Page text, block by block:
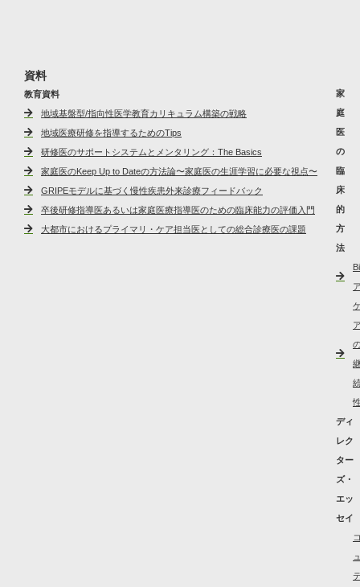
資料
教育資料
地域基盤型/指向性医学教育カリキュラム構築の戦略
地域医療研修を指導するためのTips
研修医のサポートシステムとメンタリング：The Basics
家庭医のKeep Up to Dateの方法論〜家庭医の生涯学習に必要な視点〜
GRIPEモデルに基づく慢性疾患外来診療フィードバック
卒後研修指導医あるいは家庭医療指導医のための臨床能力の評価入門
大都市におけるプライマリ・ケア担当医としての総合診療医の課題
家
庭
医
の
臨
床
的
方
法
ディ
レク
ター
ズ・
エッ
セイ